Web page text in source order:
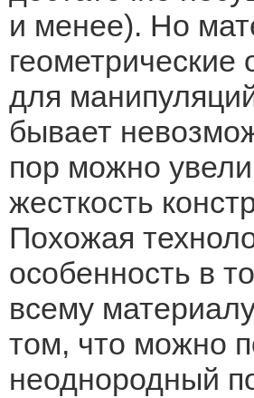
и менее). Но
для
бывает
пор можно
жесткость
Похожая
особенность в
всему
том, что можно
неоднородный